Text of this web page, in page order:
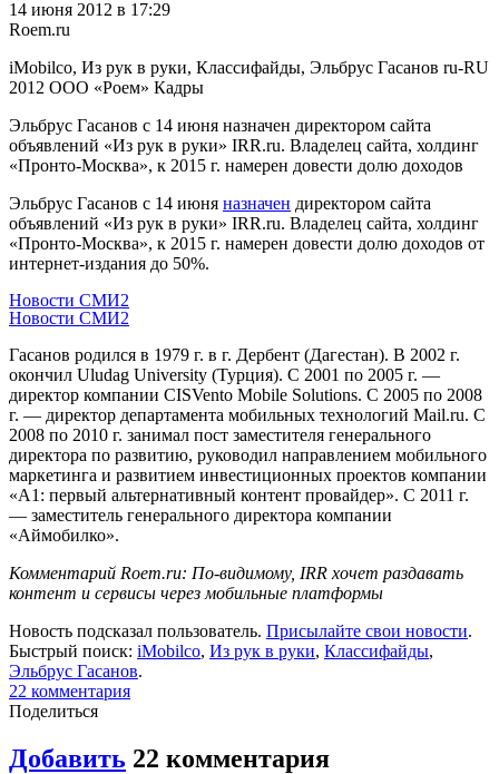
14 июня 2012 в 17:29
Roem.ru
iMobilco, Из рук в руки, Классифайды, Эльбрус Гасанов ru-RU
2012 ООО «Роем» Кадры
Эльбрус Гасанов с 14 июня назначен директором сайта
объявлений «Из рук в руки» IRR.ru. Владелец сайта, холдинг
«Пронто-Москва», к 2015 г. намерен довести долю доходов
Эльбрус Гасанов с 14 июня назначен директором сайта
объявлений «Из рук в руки» IRR.ru. Владелец сайта, холдинг
«Пронто-Москва», к 2015 г. намерен довести долю доходов от
интернет-издания до 50%.
Новости СМИ2
Новости СМИ2
Гасанов родился в 1979 г. в г. Дербент (Дагестан). В 2002 г.
окончил Uludag University (Турция). С 2001 по 2005 г. —
директор компании CISVento Mobile Solutions. С 2005 по 2008
г. — директор департамента мобильных технологий Mail.ru. С
2008 по 2010 г. занимал пост заместителя генерального
директора по развитию, руководил направлением мобильного
маркетинга и развитием инвестиционных проектов компании
«А1: первый альтернативный контент провайдер». С 2011 г.
— заместитель генерального директора компании
«Аймобилко».
Комментарий Roem.ru: По-видимому, IRR хочет раздавать
контент и сервисы через мобильные платформы
Новость подсказал пользователь. Присылайте свои новости.
Быстрый поиск: iMobilco, Из рук в руки, Классифайды,
Эльбрус Гасанов.
22 комментария
Поделиться
Добавить 22 комментария